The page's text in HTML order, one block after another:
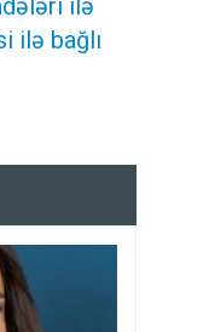
ilə
ilə bağlı